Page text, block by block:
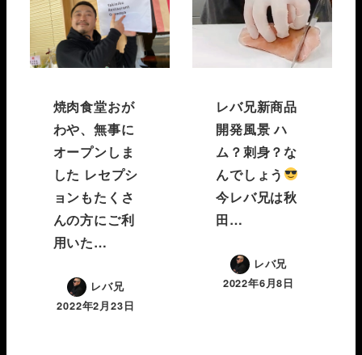
焼肉食堂おが
わや、無事に
オープンしま
した レセプシ
ョンもたくさ
んの方にご利
用いた…
レバ兄
2022年2月23日
レバ兄新商品
開発風景 ハ
ム？刺身？な
んでしょう
今レバ兄は秋
田…
レバ兄
2022年6月8日